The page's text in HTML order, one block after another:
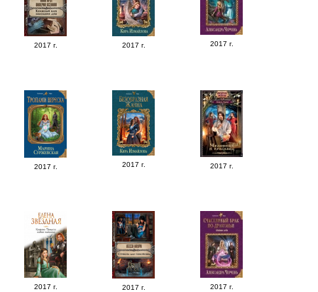
2017 г. 2017 г. 2017 г.
2017 г. 2017 г. 2017 г.
2017 г. 2017 г. 2017 г.